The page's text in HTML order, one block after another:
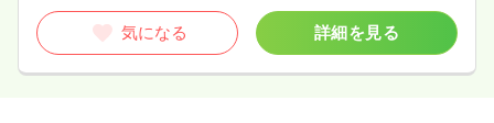
気になる 詳細を見る